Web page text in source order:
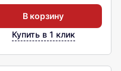
В корзину
Купить в 1 клик